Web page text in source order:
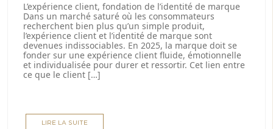
L’expérience client, fondation de l’identité de marque
Dans un marché saturé où les consommateurs
recherchent bien plus qu’un simple produit,
l’expérience client et l’identité de marque sont
devenues indissociables. En 2025, la marque doit se
fonder sur une expérience client fluide, émotionnelle
et individualisée pour durer et ressortir. Cet lien entre
ce que le client […]
LIRE LA SUITE